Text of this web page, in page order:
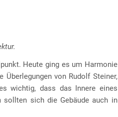
Heute ging es um Harmonie
von Rudolf Steiner,
wichtig, dass das Innere eines
sollten sich die Gebäude auch in